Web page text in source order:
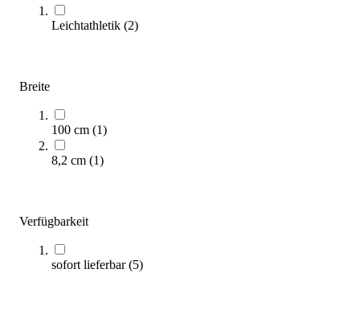
Leichtathletik (2)
Breite
100 cm (1)
8,2 cm (1)
Verfügbarkeit
sofort lieferbar(5)
ab
Zum Produkt
Varianten zur Auswahl
Sofort lieferbar